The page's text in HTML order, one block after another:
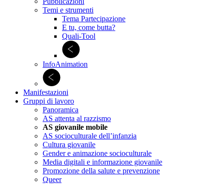
Temi e strumenti
Tema Partecipazione
E tu, come butta?
Quali-Tool
InfoAnimation
Manifestazioni
Gruppi di lavoro
Panoramica
AS attenta al razzismo
AS giovanile mobile
AS socioculturale dell’infanzia
Cultura giovanile
Gender e animazione socioculturale
Media digitali e informazione giovanile
Promozione della salute e prevenzione
Queer